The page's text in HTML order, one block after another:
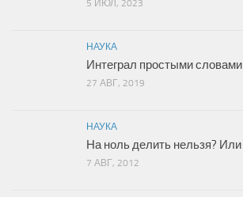
5 ИЮЛ, 2023
НАУКА
Интеграл простыми словами
27 АВГ, 2019
НАУКА
На ноль делить нельзя?
7 АВГ, 2012